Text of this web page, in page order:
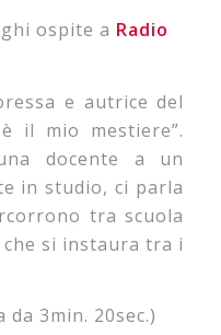
ospite a Radio
e autrice del
il mio mestiere”.
docente a un
in studio, ci parla
tra scuola
si instaura tra i
3min. 20sec.)